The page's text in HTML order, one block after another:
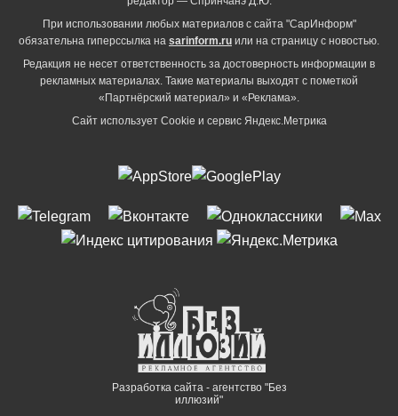
При использовании любых материалов с сайта "СарИнформ"
обязательна гиперссылка на sarinform.ru или на страницу с новостью.
Редакция не несет ответственность за достоверность информации в
рекламных материалах. Такие материалы выходят с пометкой
«Партнёрский материал» и «Реклама».
Сайт использует Cookie и сервиc Яндекс.Метрика
Разработка сайта - агентство "Без
иллюзий"